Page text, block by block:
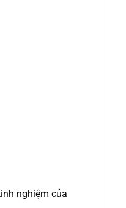
nghiệm của